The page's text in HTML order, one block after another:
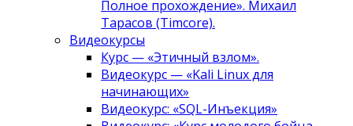
Полное прохождение». Михаил
Тарасов (Timcore).
Видеокурсы
Курс — «Этичный взлом».
Видеокурс — «Kali Linux для
начинающих»
Видеокурс: «SQL-Инъекция»